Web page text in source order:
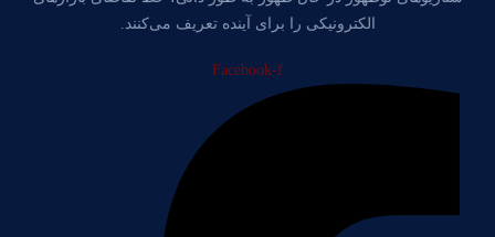
الکترونیکی را برای آینده تعریف می‌کنند.
Facebook-f